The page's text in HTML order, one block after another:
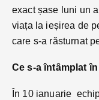
exact șase luni un
viața la ieșirea de
care s-a răsturnat
Ce s-a întâmplat
În 10 ianuarie